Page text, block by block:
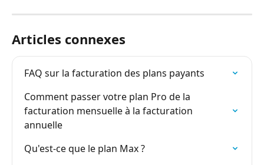
Articles connexes
FAQ sur la facturation des plans payants
Comment passer votre plan Pro de la
facturation mensuelle à la facturation
annuelle
Qu'est-ce que le plan Max ?